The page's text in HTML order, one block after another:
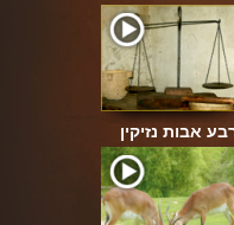
אבות נזיקין